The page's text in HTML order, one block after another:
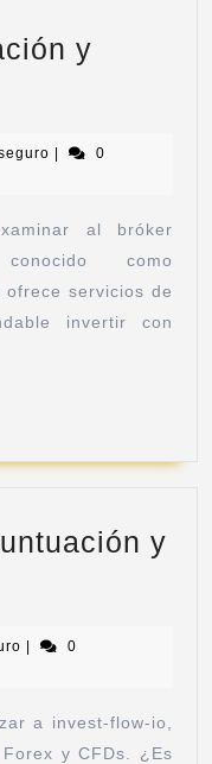
y
|
0
al bróker
como
servicios de
invertir con
y
0
a invest-flow-io,
y CFDs. ¿Es